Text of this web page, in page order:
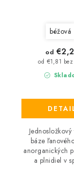
béžová
od €1,81 bez
od
báze
anorganických
a plnidiel v